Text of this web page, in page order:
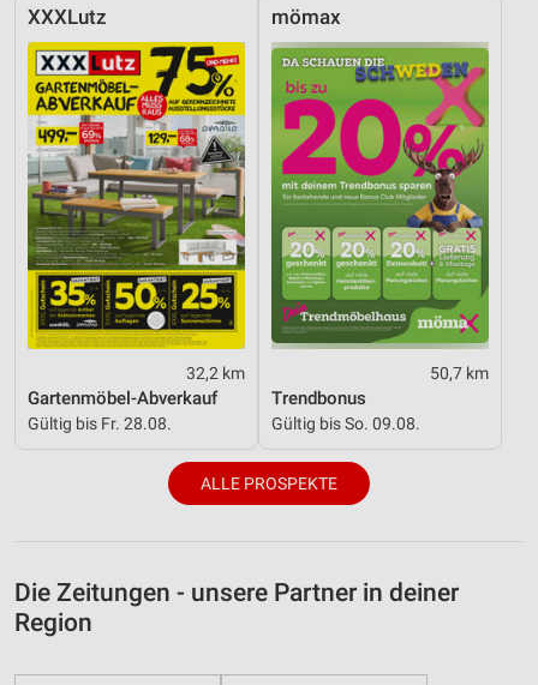
XXXLutz
32,2 km
Gartenmöbel-Abverkauf
Gültig bis Fr. 28.08.
mömax
50,7 km
Trendbonus
Gültig bis So. 09.08.
ALLE PROSPEKTE
Die Zeitungen - unsere Partner in deiner
Region